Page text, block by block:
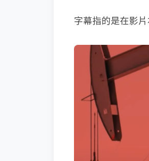
字幕指的是在影